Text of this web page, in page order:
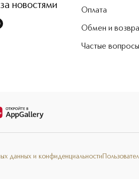
новостями Оплата
Обмен и
Частые вопросы
данных и конфиденциальности